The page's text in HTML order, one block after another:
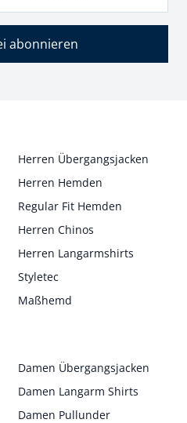
abonnieren
Herren Übergangsjacken
Herren Hemden
Regular Fit Hemden
Herren Chinos
Herren Langarmshirts
Styletec
Maßhemd
Damen Übergangsjacken
Damen Langarm Shirts
Damen Pullunder